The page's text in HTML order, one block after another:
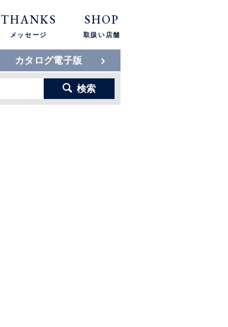
THANKS
メッセージ
SHOP
取扱い店舗
カタログ電子版
検索